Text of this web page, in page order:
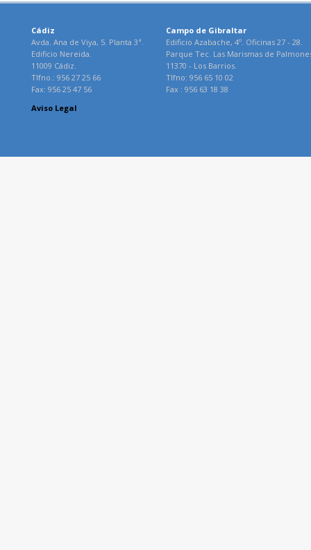
Cádiz
Avda. Ana de Viya, 5. Planta 3ª.
Edificio Nereida.
11009 Cádiz.
Tlfno.: 956 27 25 66
Fax: 956 25 47 56
Campo de Gibraltar
Edificio Azabache, 4º. Oficinas 27 - 28.
Parque Tec. Las Marismas de
11370 - Los Barrios.
Tlfno: 956 65 10 02
Fax : 956 63 18 38
Aviso Legal